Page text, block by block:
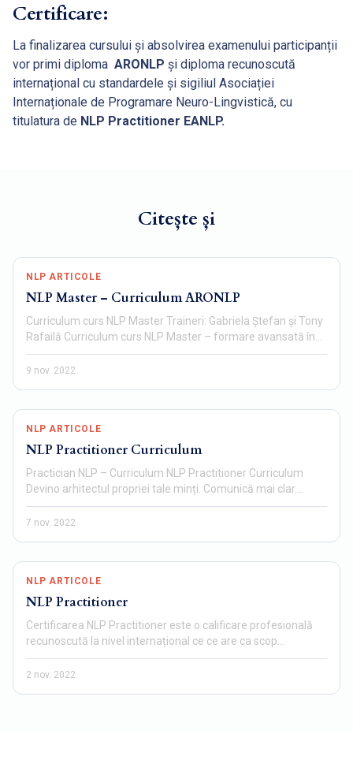
Certificare:
La finalizarea cursului și absolvirea examenului participanții
vor primi diploma ARONLP și diploma recunoscută
internațional cu standardele și sigiliul Asociației
Internaționale de Programare Neuro-Lingvistică, cu
titulatura de NLP Practitioner EANLP.
Citește și
NLP ARTICOLE
NLP Master – Curriculum ARONLP
Curriculum curs NLP Master Traineri: Gabriela Ștefan și Tony
Rafailă Curriculum curs NLP Master – formare avansată în…
9 nov. 2022
NLP ARTICOLE
NLP Practitioner Curriculum
Practician NLP – Curriculum NLP Practitioner Curriculum
Devino arhitectul propriei tale minți. Comunică mai clar.…
7 nov. 2022
NLP ARTICOLE
NLP Practitioner
Certificarea NLP Practitioner este o calificare profesională
recunoscută la nivel internațional ce ce are ca scop…
2 nov. 2022